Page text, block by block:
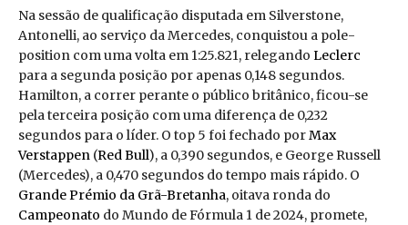
Na sessão de qualificação disputada em Silverstone,
Antonelli, ao serviço da Mercedes, conquistou a pole-
position com uma volta em 1:25.821, relegando Leclerc
para a segunda posição por apenas 0,148 segundos.
Hamilton, a correr perante o público britânico, ficou-se
pela terceira posição com uma diferença de 0,232
segundos para o líder. O top 5 foi fechado porMax
Verstappen (Red Bull), a 0,390 segundos, e George Russell
(Mercedes), a 0,470 segundos do tempo mais rápido. O
Grande Prémio da Grã-Bretanha, oitava ronda do
Campeonato do Mundo de Fórmula 1 de 2024, promete,